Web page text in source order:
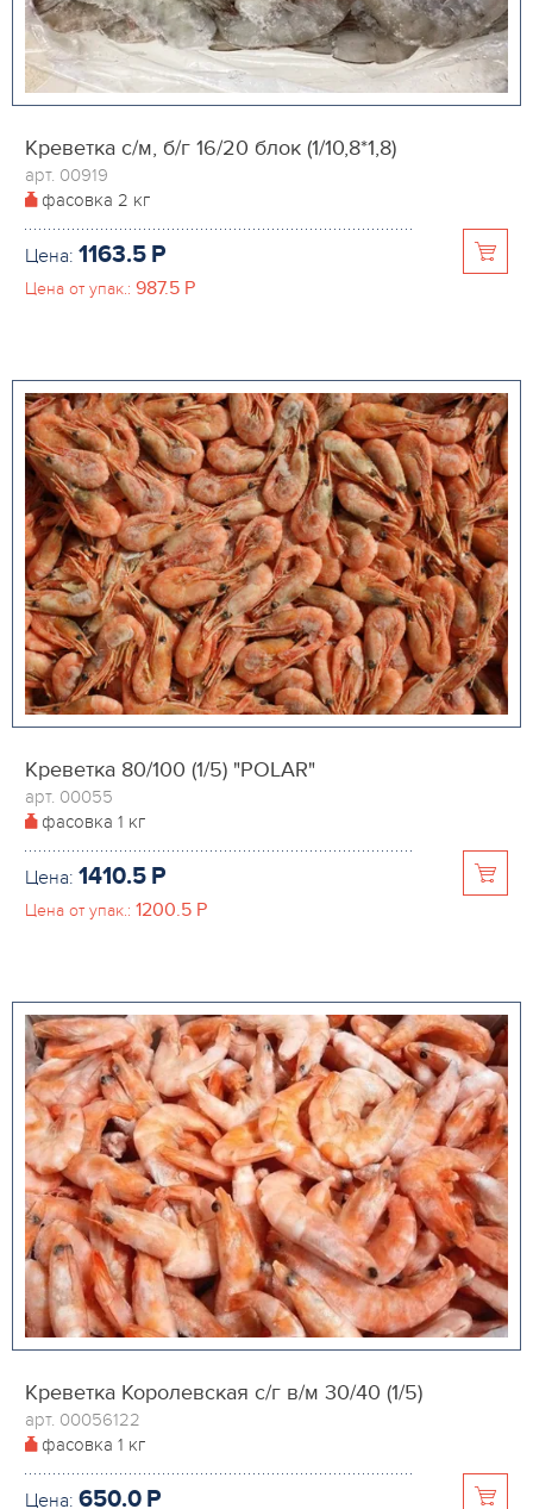
Креветка с/м, б/г 16/20 блок (1/10,8*1,8)
арт. 00919
фасовка 2 кг
Цена: 1163.5 P
Цена от упак.: 987.5 P
Креветка 80/100 (1/5) "POLAR"
арт. 00055
фасовка 1 кг
Цена: 1410.5 P
Цена от упак.: 1200.5 P
Креветка Королевская с/г в/м 30/40 (1/5)
арт. 00056122
фасовка 1 кг
Цена: 650.0 P